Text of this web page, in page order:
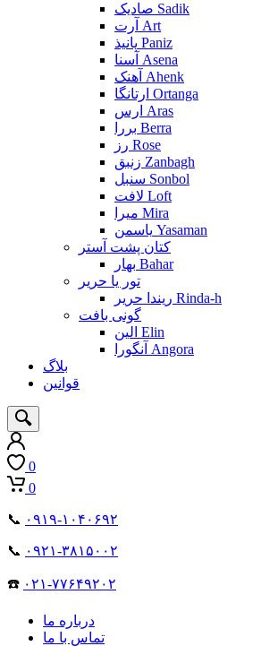
صادیک Sadik
آرت Art
پانیذ Paniz
آسنا Asena
آهنک Ahenk
ارتانگا Ortanga
ارس Aras
بررا Berra
رز Rose
زنبق Zanbagh
سنبل Sonbol
لافت Loft
میرا Mira
یاسمن Yasaman
کتان پشت آستر
بهار Bahar
تور یا حریر
ریندا حریر Rinda-h
گونی بافت
الین Elin
آنگورا Angora
بلاگ
قوانین
0
0
📞 ۰۹۱۹-۱۰۴۰۶۹۲
📞 ۰۹۲۱-۳۸۱۵۰۰۲
☎️ ۰۲۱-۷۷۶۴۹۲۰۲
درباره ما
تماس با ما